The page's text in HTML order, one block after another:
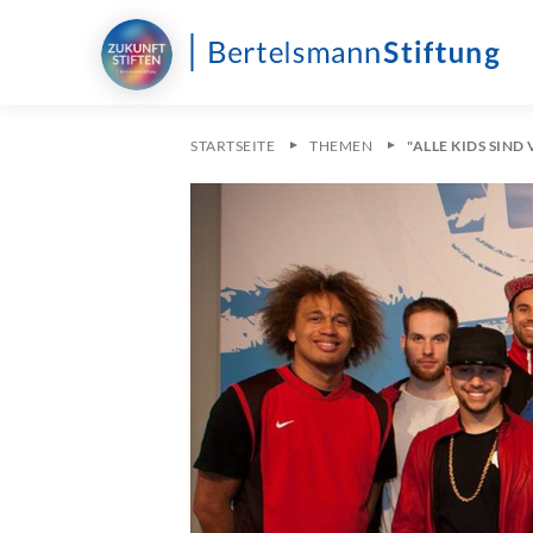
STARTSEITE THEMEN "ALLE KIDS SIND